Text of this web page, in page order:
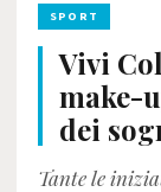
SPORT
Vivi
make-
dei
Tante le